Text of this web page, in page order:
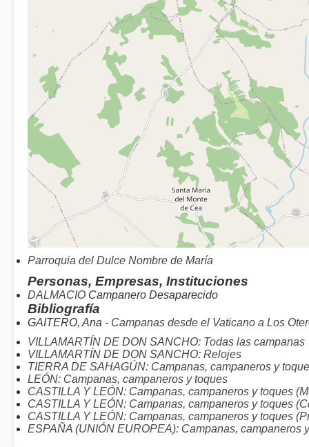
Parroquia del Dulce Nombre de María
Personas, Empresas, Instituciones
DALMACIO Campanero Desaparecido
Bibliografía
GAITERO, Ana - Campanas desde el Vaticano a Los
VILLAMARTÍN DE DON SANCHO: Todas las campanas
VILLAMARTÍN DE DON SANCHO: Relojes
TIERRA DE SAHAGÚN: Campanas, campaneros y
LEÓN: Campanas, campaneros y toques
CASTILLA Y LEÓN: Campanas, campaneros y toques
CASTILLA Y LEÓN: Campanas, campaneros y toques
CASTILLA Y LEÓN: Campanas, campaneros y toques
ESPAÑA (UNIÓN EUROPEA): Campanas, campaneros